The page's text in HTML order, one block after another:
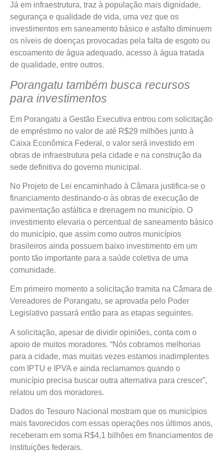
Já em infraestrutura, traz à população mais dignidade,
segurança e qualidade de vida, uma vez que os
investimentos em saneamento básico e asfalto diminuem
os níveis de doenças provocadas pela falta de esgoto ou
escoamento de água adequado, acesso à água tratada
de qualidade, entre outros.
Porangatu também busca recursos
para investimentos
Em Porangatu a Gestão Executiva entrou com solicitação
de empréstimo no valor de até R$29 milhões junto à
Caixa Econômica Federal, o valor será investido em
obras de infraestrutura pela cidade e na construção da
sede definitiva do governo municipal.
No Projeto de Lei encaminhado à Câmara justifica-se o
financiamento destinando-o às obras de execução de
pavimentação asfáltica e drenagem no município. O
investimento elevaria o percentual de saneamento básico
do município, que assim como outros municípios
brasileiros ainda possuem baixo investimento em um
ponto tão importante para a saúde coletiva de uma
comunidade.
Em primeiro momento a solicitação tramita na Câmara de
Vereadores de Porangatu, se aprovada pelo Poder
Legislativo passará então para as etapas seguintes.
A solicitação, apesar de dividir opiniões, conta com o
apoio de muitos moradores. “Nós cobramos melhorias
para a cidade, mas muitas vezes estamos inadimplentes
com IPTU e IPVA e ainda reclamamos quando o
município precisa buscar outra alternativa para crescer”,
relatou um dos moradores.
Dados do Tesouro Nacional mostram que os municípios
mais favorecidos com essas operações nos últimos anos,
receberam em soma R$4,1 bilhões em financiamentos de
instituições federais.